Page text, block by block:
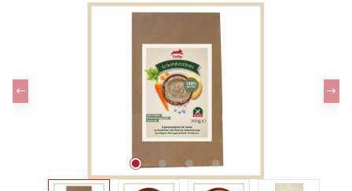
Bildergalerie überspringen